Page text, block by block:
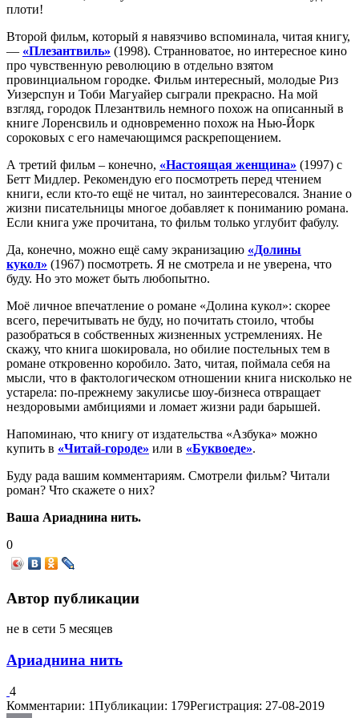
плоти!
Второй фильм, который я навязчиво вспоминала, читая книгу,
— «Плезантвиль» (1998). Странноватое, но интересное кино
про чувственную революцию в отдельно взятом
провинциальном городке. Фильм интересный, молодые Риз
Уизерспун и Тоби Магуайер сыграли прекрасно. На мой
взгляд, городок Плезантвиль немного похож на описанный в
книге Лоренсвиль и одновременно похож на Нью-Йорк
сороковых с его намечающимся раскрепощением.
А третий фильм – конечно, «Настоящая женщина» (1997) с
Бетт Мидлер. Рекомендую его посмотреть перед чтением
книги, если кто-то ещё не читал, но заинтересовался. Знание о
жизни писательницы многое добавляет к пониманию романа.
Если книга уже прочитана, то фильм только углубит фабулу.
Да, конечно, можно ещё саму экранизацию «Долины
кукол» (1967) посмотреть. Я не смотрела и не уверена, что
буду. Но это может быть любопытно.
Моё личное впечатление о романе «Долина кукол»: скорее
всего, перечитывать не буду, но почитать стоило, чтобы
разобраться в собственных жизненных устремлениях. Не
скажу, что книга шокировала, но обилие постельных тем в
романе откровенно коробило. Зато, читая, поймала себя на
мысли, что в фактологическом отношении книга нисколько не
устарела: по-прежнему закулисье шоу-бизнеса отвращает
нездоровыми амбициями и ломает жизни ради барышей.
Напоминаю, что книгу от издательства «Азбука» можно
купить в «Читай-городе» или в «Буквоеде».
Буду рада вашим комментариям. Смотрели фильм? Читали
роман? Что скажете о них?
Ваша Ариаднина нить.
0
Автор публикации
не в сети 5 месяцев
Ариаднина нить
4
Комментарии: 1Публикации: 179Регистрация: 27-08-2019